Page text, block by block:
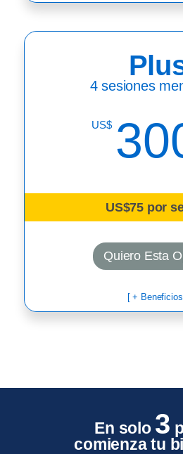
4 sesiones
US$
US$75 por
Quiero Esta
[ +
En solo 3
comienza tu